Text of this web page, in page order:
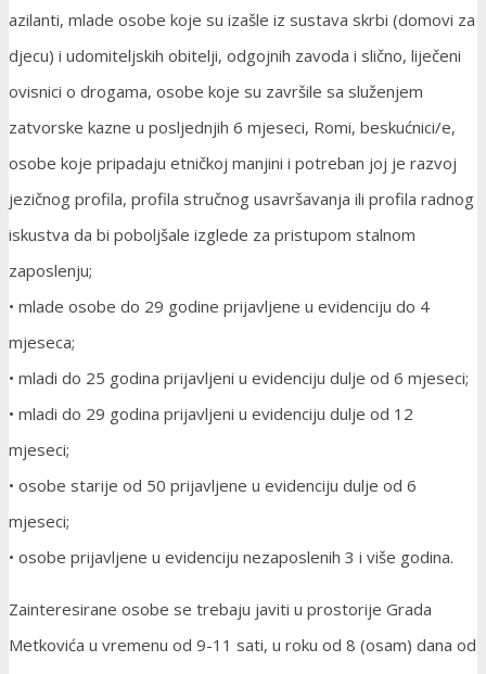
azilanti, mlade osobe koje su izašle iz sustava skrbi (domovi za
djecu) i udomiteljskih obitelji, odgojnih zavoda i slično, liječeni
ovisnici o drogama, osobe koje su završile sa služenjem
zatvorske kazne u posljednjih 6 mjeseci, Romi, beskućnici/e,
osobe koje pripadaju etničkoj manjini i potreban joj je razvoj
jezičnog profila, profila stručnog usavršavanja ili profila radnog
iskustva da bi poboljšale izglede za pristupom stalnom
zaposlenju;
• mlade osobe do 29 godine prijavljene u evidenciju do 4
mjeseca;
• mladi do 25 godina prijavljeni u evidenciju dulje od 6 mjeseci;
• mladi do 29 godina prijavljeni u evidenciju dulje od 12
mjeseci;
• osobe starije od 50 prijavljene u evidenciju dulje od 6
mjeseci;
• osobe prijavljene u evidenciju nezaposlenih 3 i više godina.
Zainteresirane osobe se trebaju javiti u prostorije Grada
Metkovića u vremenu od 9-11 sati, u roku od 8 (osam) dana od